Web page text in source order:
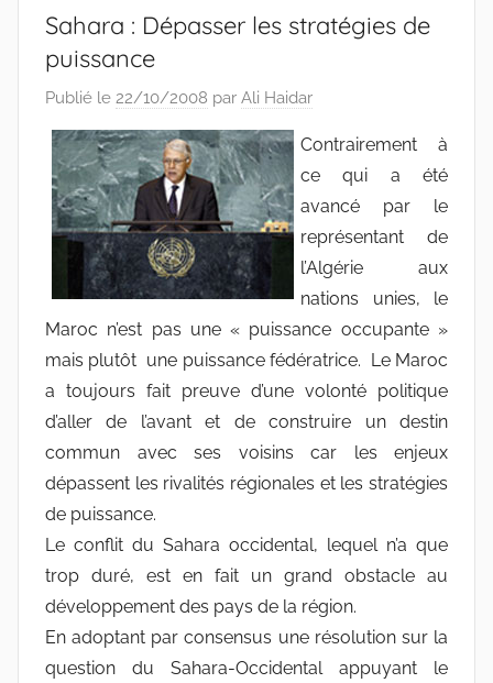
Sahara : Dépasser les stratégies de
puissance
Publié le 22/10/2008 par Ali Haidar
Contrairement à
ce qui a été
avancé par le
représentant de
l’Algérie aux
nations unies, le
Maroc n’est pas une « puissance occupante »
mais plutôt une puissance fédératrice. Le Maroc
a toujours fait preuve d’une volonté politique
d’aller de l’avant et de construire un destin
commun avec ses voisins car les enjeux
dépassent les rivalités régionales et les stratégies
de puissance.
Le conflit du Sahara occidental, lequel n’a que
trop duré, est en fait un grand obstacle au
développement des pays de la région.
En adoptant par consensus une résolution sur la
question du Sahara-Occidental appuyant le